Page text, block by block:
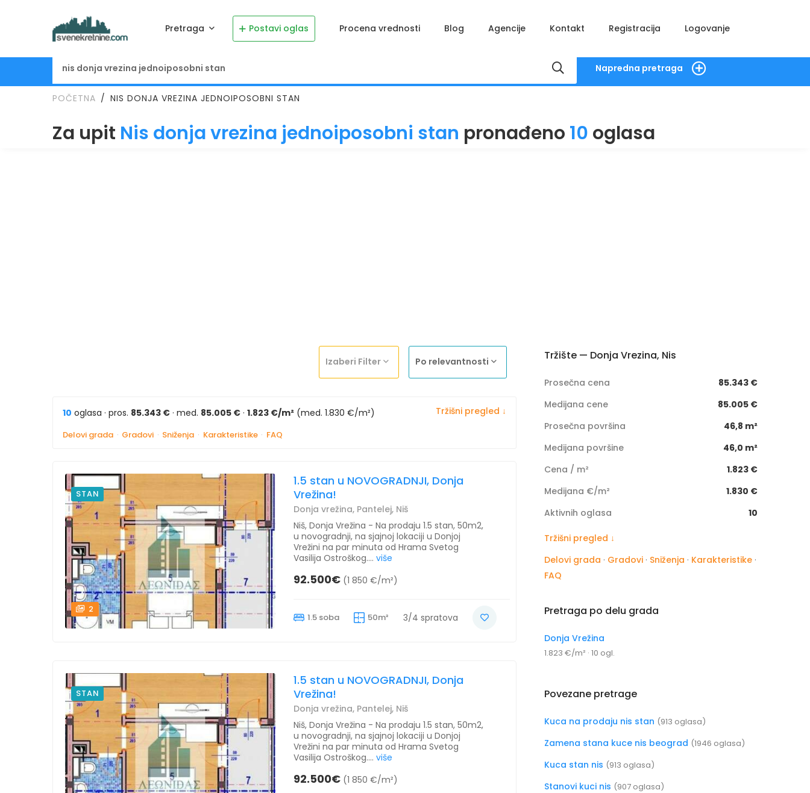
Pretraga Postavi oglas Procena vrednosti Blog Agencije Kontakt Registracija Logovanje
Napredna pretraga
POČETNA NIS DONJA VREZINA JEDNOIPOSOBNI STAN
Za upit Nis donja vrezina jednoiposobni stan pronađeno 10 oglasa
Izaberi Filter Po relevantnosti
10 oglasa · pros. 85.343 € · med. 85.005 € · 1.823 €/m² (med. 1.830 €/m²) Tržišni pregled ↓
Delovi grada · Gradovi · Sniženja · Karakteristike · FAQ
STAN
2
1.5 stan u NOVOGRADNJI, Donja
Vrežina!
Donja vrežina, Pantelej, Niš
Niš, Donja Vrežina - Na prodaju 1.5 stan, 50m2,
u novogradnji, na sjajnoj lokaciji u Donjoj
Vrežini na par minuta od Hrama Svetog
Vasilija Ostroškog.... više
92.500€ (1 850 €/m²)
1.5 soba 50m² 3/4 spratova
STAN
1.5 stan u NOVOGRADNJI, Donja
Vrežina!
Donja vrežina, Pantelej, Niš
Niš, Donja Vrežina - Na prodaju 1.5 stan, 50m2,
u novogradnji, na sjajnoj lokaciji u Donjoj
Vrežini na par minuta od Hrama Svetog
Vasilija Ostroškog.... više
92.500€ (1 850 €/m²)
Tržište — Donja Vrezina, Nis
Prosečna cena
85.343 €
Medijana cene
85.005 €
Prosečna površina
46,8 m²
Medijana površine
46,0 m²
Cena / m²
1.823 €
Medijana €/m²
1.830 €
Aktivnih oglasa
10
Tržišni pregled ↓
Delovi grada · Gradovi · Sniženja · Karakteristike ·
FAQ
Pretraga po delu grada
Donja Vrežina
1.823 €/m² · 10 ogl.
Povezane pretrage
Kuca na prodaju nis stan (913 oglasa)
Zamena stana kuce nis beograd (1946 oglasa)
Kuca stan nis (913 oglasa)
Stanovi kuci nis (907 oglasa)